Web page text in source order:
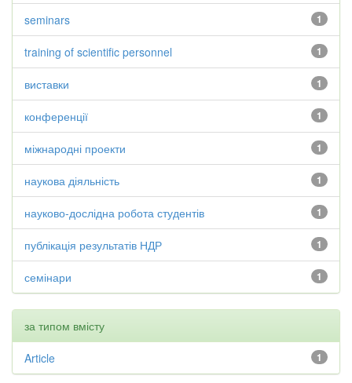
1
seminars
1
training of scientific personnel
1
виставки
1
конференції
1
міжнародні проекти
1
наукова діяльність
1
науково-дослідна робота студентів
1
публікація результатів НДР
1
семінари
за типом вмісту
1
Article